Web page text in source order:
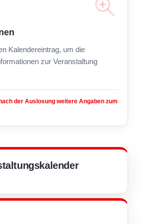
Kalendereintrag, um die
zur Veranstaltung
der Auslosung weitere Angaben zum